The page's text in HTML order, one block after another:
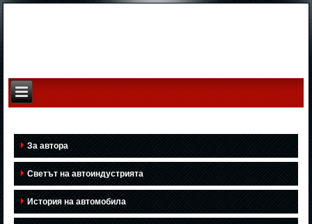
За автора
Светът на автоиндустрията
История на автомобила